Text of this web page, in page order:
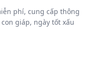
phí, cung cấp thông
giáp, ngày tốt xấu